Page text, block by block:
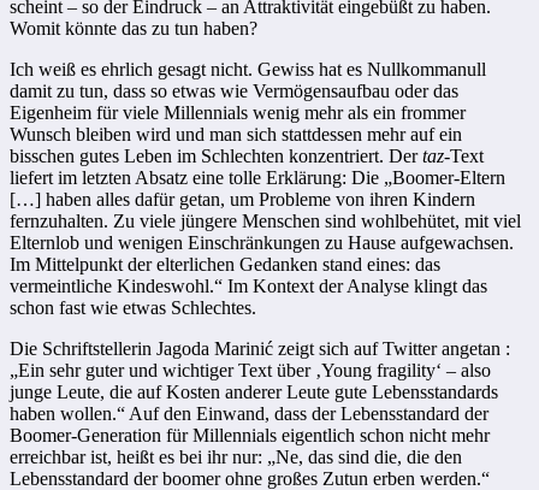
scheint – so der Eindruck – an Attraktivität eingebüßt zu haben.
Womit könnte das zu tun haben?
Ich weiß es ehrlich gesagt nicht. Gewiss hat es Nullkommanull
damit zu tun, dass so etwas wie Vermögensaufbau oder das
Eigenheim für viele Millennials wenig mehr als ein frommer
Wunsch bleiben wird und man sich stattdessen mehr auf ein
bisschen gutes Leben im Schlechten konzentriert. Dertaz-Text
liefert im letzten Absatz eine tolle Erklärung: Die „Boomer-Eltern
[…] haben alles dafür getan, um Probleme von ihren Kindern
fernzuhalten. Zu viele jüngere Menschen sind wohlbehütet, mit viel
Elternlob und wenigen Einschränkungen zu Hause aufgewachsen.
Im Mittelpunkt der elterlichen Gedanken stand eines: das
vermeintliche Kindeswohl.“ Im Kontext der Analyse klingt das
schon fast wie etwas Schlechtes.
Die Schriftstellerin Jagoda Marinić zeigt sich auf Twitter angetan :
„Ein sehr guter und wichtiger Text über ‚Young fragility‘ – also
junge Leute, die auf Kosten anderer Leute gute Lebensstandards
haben wollen.“ Auf den Einwand, dass der Lebensstandard der
Boomer-Generation für Millennials eigentlich schon nicht mehr
erreichbar ist, heißt es bei ihr nur: „Ne, das sind die, die den
Lebensstandard der boomer ohne großes Zutun erben werden.“